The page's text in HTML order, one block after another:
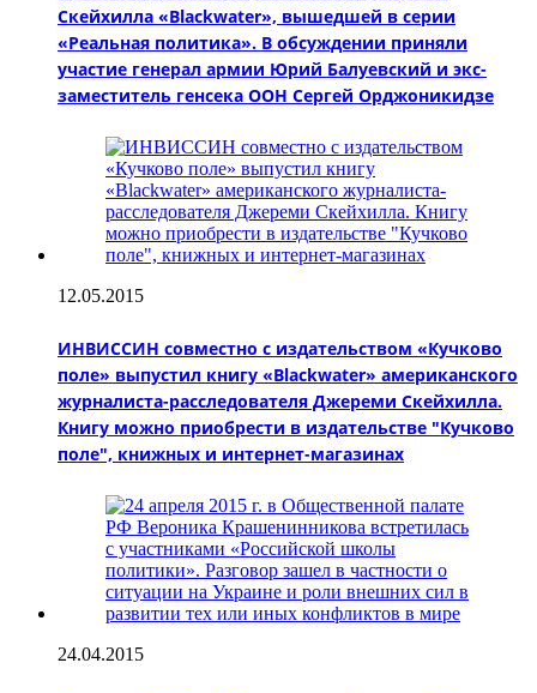
Скейхилла «Blackwater», вышедшей в серии
«Реальная политика». В обсуждении приняли
участие генерал армии Юрий Балуевский и экс-
заместитель генсека ООН Сергей Орджоникидзе
12.05.2015
ИНВИССИН совместно с издательством «Кучково
поле» выпустил книгу «Blackwater» американского
журналиста-расследователя Джереми Скейхилла.
Книгу можно приобрести в издательстве "Кучково
поле", книжных и интернет-магазинах
24.04.2015